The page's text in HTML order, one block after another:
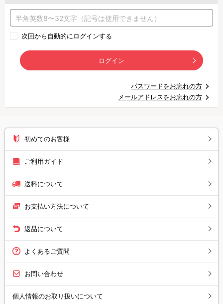
次回から自動的にログインする
ログイン
パスワードをお忘れの方
メールアドレスをお忘れの方
初めてのお客様
ご利用ガイド
送料について
お支払い方法について
返品について
よくあるご質問
お問い合わせ
個人情報のお取り扱いについて